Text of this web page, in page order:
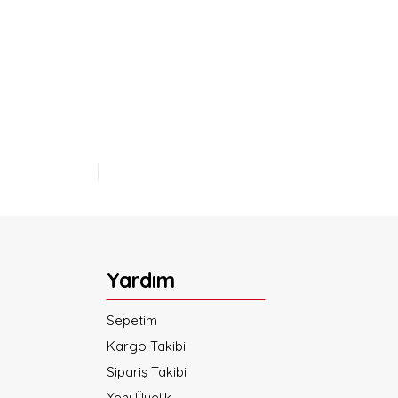
Yardım
Sepetim
Kargo Takibi
Sipariş Takibi